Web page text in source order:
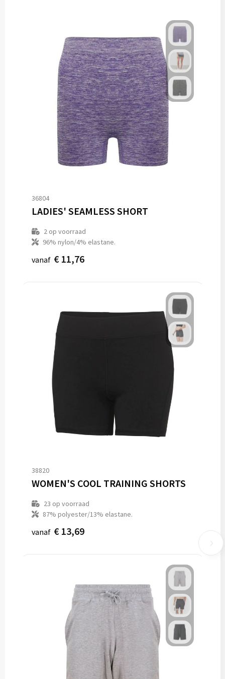
36804
LADIES' SEAMLESS SHORT
2op voorraad
96% nylon/4% elastane.
vanaf € 11,76
38820
WOMEN'S COOL TRAINING SHORTS
23 op voorraad
87% polyester/13% elastane.
vanaf € 13,69